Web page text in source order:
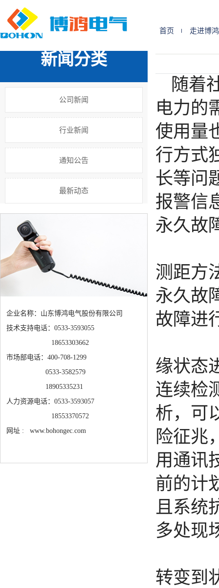
首页 走进博鸿
您的位置: 首 页 >>新闻中心>>行业新闻
新闻分类
公司新闻
行业新闻
通知公告
最新动态
企业名称：山东博鸿电气股份有限公司
技术支持电话：0533-3593055
18653303662
市场部电话：400-708-1299
0533-3582579
18905335231
人力资源电话：0533-3593057
18553370572
网址 : www.bohongec.com
随着
电力的
使用量
行方式
长等问
报警信
永久故
测距方
永久故
故障进
缘状态
连续检
析，可
险征兆
用通讯
前的计
且系统
多处现
转变到